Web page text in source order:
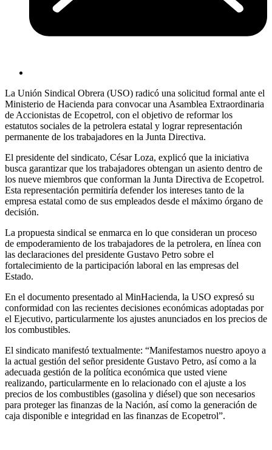
La Unión Sindical Obrera (USO) radicó una solicitud formal ante el
Ministerio de Hacienda para convocar una Asamblea Extraordinaria
de Accionistas de Ecopetrol, con el objetivo de reformar los
estatutos sociales de la petrolera estatal y lograr representación
permanente de los trabajadores en la Junta Directiva.
El presidente del sindicato, César Loza, explicó que la iniciativa
busca garantizar que los trabajadores obtengan un asiento dentro de
los nueve miembros que conforman la Junta Directiva de Ecopetrol.
Esta representación permitiría defender los intereses tanto de la
empresa estatal como de sus empleados desde el máximo órgano de
decisión.
La propuesta sindical se enmarca en lo que consideran un proceso
de empoderamiento de los trabajadores de la petrolera, en línea con
las declaraciones del presidente Gustavo Petro sobre el
fortalecimiento de la participación laboral en las empresas del
Estado.
En el documento presentado al MinHacienda, la USO expresó su
conformidad con las recientes decisiones económicas adoptadas por
el Ejecutivo, particularmente los ajustes anunciados en los precios de
los combustibles.
El sindicato manifestó textualmente: “Manifestamos nuestro apoyo a
la actual gestión del señor presidente Gustavo Petro, así como a la
adecuada gestión de la política económica que usted viene
realizando, particularmente en lo relacionado con el ajuste a los
precios de los combustibles (gasolina y diésel) que son necesarios
para proteger las finanzas de la Nación, así como la generación de
caja disponible e integridad en las finanzas de Ecopetrol”.